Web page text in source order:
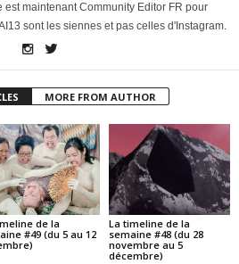
maintenant Community Editor FR pour
sont les siennes et pas celles d'Instagram.
MORE FROM AUTHOR
de la
#49 (du 5 au 12
La timeline de la
semaine #48 (du 28
novembre au 5
décembre)